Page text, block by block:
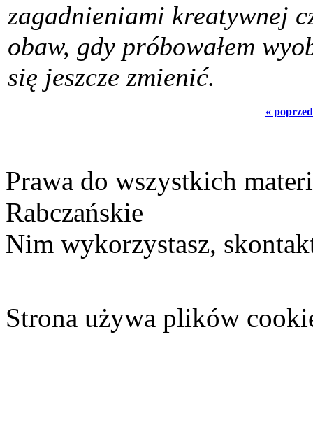
zagadnieniami kreatywnej
obaw, gdy próbowałem
się jeszcze zmienić.
«
Prawa do wszystkich
Rabczańskie
Nim wykorzystasz,
Strona używa plików